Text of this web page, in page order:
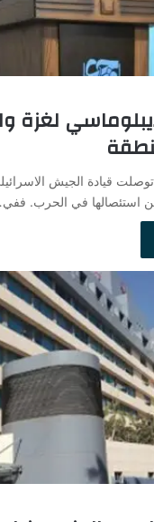
لغزة
قيادة الجيش
استئصالها في الحرب.